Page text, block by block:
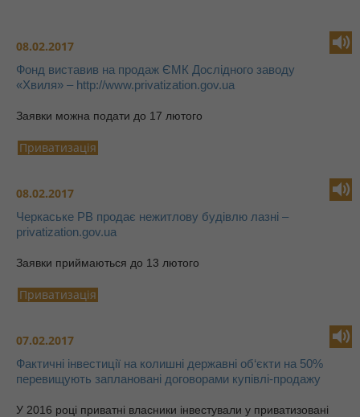
08.02.2017
Фонд виставив на продаж ЄМК Дослідного заводу
«Хвиля» – http://www.privatization.gov.ua
Заявки можна подати до 17 лютого
Приватизація
08.02.2017
Черкаське РВ продає нежитлову будівлю лазні –
privatization.gov.ua
Заявки приймаються до 13 лютого
Приватизація
07.02.2017
Фактичні інвестиції на колишні державні об‘єкти на 50%
перевищують заплановані договорами купівлі-продажу
У 2016 році приватні власники інвестували у приватизовані